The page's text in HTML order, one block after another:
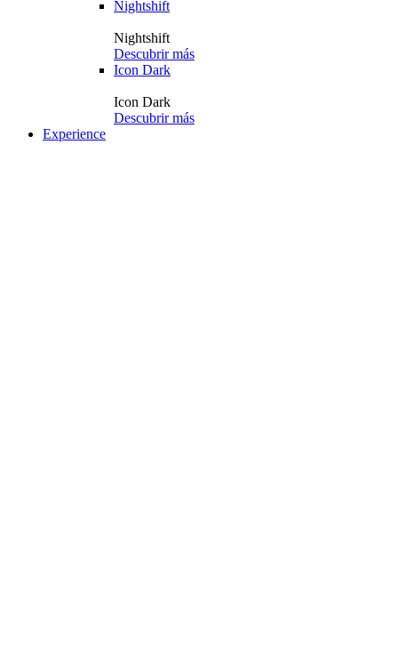
Nightshift
Nightshift
Descubrir más
Icon Dark
Icon Dark
Descubrir más
Experience